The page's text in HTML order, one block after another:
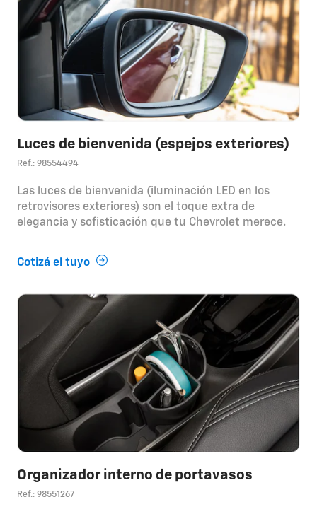
Luces de bienvenida (espejos exteriores)
Ref.: 98554494
Las luces de bienvenida (iluminación LED en los
retrovisores exteriores) son el toque extra de
elegancia y sofisticación que tu Chevrolet merece.
Cotizá el tuyo
Organizador interno de portavasos
Ref.: 98551267